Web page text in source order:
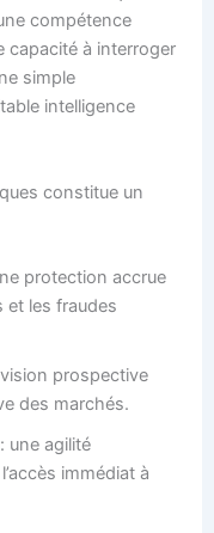
compétence
capacité à interroger
simple
intelligence
constitue un
protection accrue
et les fraudes
prospective
des marchés.
: une agilité
immédiat à